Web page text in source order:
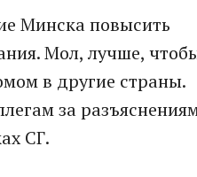
Минска повысить
Мол, лучше,
в другие страны.
за
СГ.